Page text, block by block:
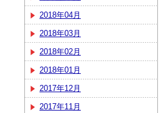
2018年04月
2018年03月
2018年02月
2018年01月
2017年12月
2017年11月